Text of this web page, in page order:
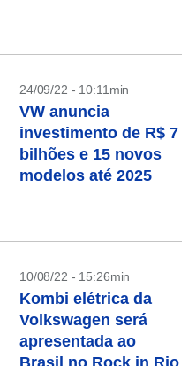
24/09/22 - 10:11min
VW anuncia
investimento de R$ 7
bilhões e 15 novos
modelos até 2025
10/08/22 - 15:26min
Kombi elétrica da
Volkswagen será
apresentada ao
Brasil no Rock in Rio